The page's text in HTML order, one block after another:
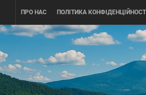
content
ПРО НАС ПОЛІТИКА КОНФІДЕНЦІЙНОСТІ